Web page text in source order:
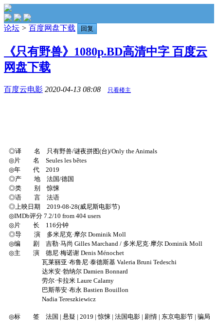
论坛 > 百度网盘下载 回复
《只有野兽》1080p.BD高清中字 百度云
网盘下载
百度云电影 2020-04-13 08:08 只看楼主
◎译 名 只有野兽/谜夜拼图(台)/Only the Animals
◎片 名 Seules les bêtes
◎年 代 2019
◎产 地 法国/德国
◎类 别 惊悚
◎语 言 法语
◎上映日期 2019-08-28(威尼斯电影节)
◎IMDb评分 7.2/10 from 404 users
◎片 长 116分钟
◎导 演 多米尼克·摩尔 Dominik Moll
◎编 剧 吉勒·马尚 Gilles Marchand / 多米尼克·摩尔 Dominik Moll
◎主 演 德尼·梅诺谢 Denis Ménochet
瓦莱丽亚·布鲁尼·泰德斯基 Valeria Bruni Tedeschi
达米安·勃纳尔 Damien Bonnard
劳尔·卡拉米 Laure Calamy
巴斯蒂安·布永 Bastien Bouillon
Nadia Tereszkiewicz
◎标 签 法国 | 悬疑 | 2019 | 惊悚 | 法国电影 | 剧情 | 东京电影节 | 骗局